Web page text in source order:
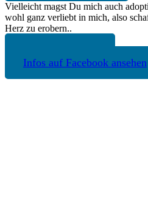
Vielleicht magst Du mich auch
wohl ganz verliebt in mich, also
Herz zu erobern..
Infos auf Facebook ansehen